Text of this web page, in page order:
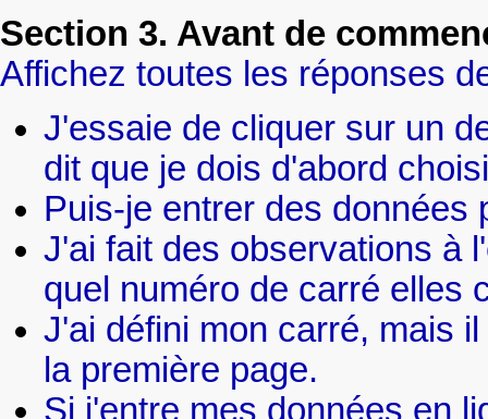
Section 3. Avant de
Affichez toutes les réponses
J'essaie de cliquer sur un
dit que je dois d'abord
Puis-je entrer des données
J'ai fait des observations à
quel numéro de carré elles
J'ai défini mon carré, mais
la première page.
Si j'entre mes données en